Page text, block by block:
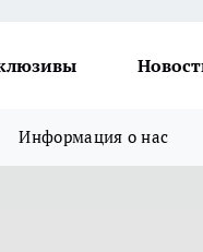
Информация о нас